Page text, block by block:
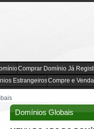
Comprar Domínio Já
EstrangeirosCompre e
Domínios Globais